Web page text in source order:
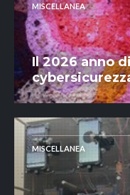
MISCELLANEA
Il 2026 anno
MISCELLANEA